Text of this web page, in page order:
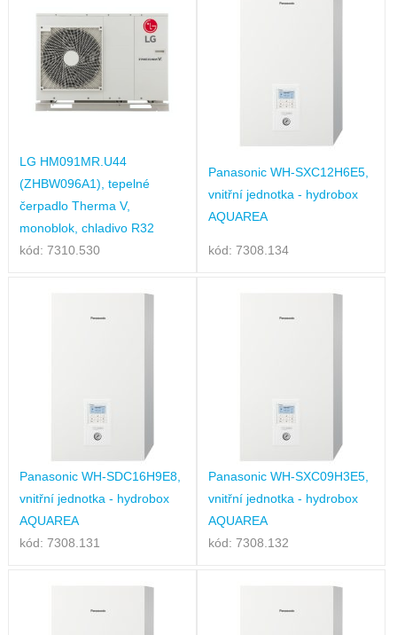
LG HM091MR.U44
(ZHBW096A1), tepelné
čerpadlo Therma V,
monoblok, chladivo R32
kód: 7310.530
Panasonic WH-SXC12H6E5,
vnitřní jednotka - hydrobox
AQUAREA
kód: 7308.134
Panasonic WH-SDC16H9E8,
vnitřní jednotka - hydrobox
AQUAREA
kód: 7308.131
Panasonic WH-SXC09H3E5,
vnitřní jednotka - hydrobox
AQUAREA
kód: 7308.132